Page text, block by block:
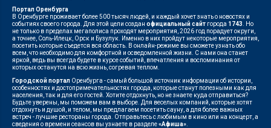
Портал Оренбурга
В Оренбурге проживает более 500 тысяч людей, и каждый хочет знать о новостях и
событиях своего города. Для этой цели создан официальный сайт города 1743 . Но
не только в пределах мегаполиса проходят мероприятия, 2026 год порадует округи,
а точнее, Соль-Илецк, Орск и Бузулук. Именно в них пройдут некоторые мероприятия,
посетить которые съедется вся область. В онлайн-режиме вы сможете узнать обо
всем, что необходимо для комфортной и осведомленной жизни. С нами она станет
яркой, ведь вы всегда будете в курсе событий, впечатления и воспоминания от
которых останутся на всю жизнь, согревая теплом.
Городской портал Оренбурга - самый большой источник информации об истории,
особенностях и достопримечательностях города, которые станут полезными как для
населения, так и для его гостей. Хотите отдохнуть, но не знаете куда отправиться?
Будьте уверены, мы поможем вам в выборе. Для веселых компаний, которые хотят
отдохнуть и душой, и телом, мы предлагаем посетить сауну, а для более важных
встреч - лучшие рестораны города. Отправьтесь с любимым в кино или на концерт, а
сведения о времени сеансов вы узнаете в разделе«Афиша»